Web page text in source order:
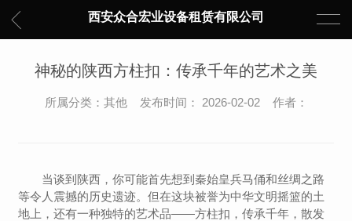
西安众合宏业设备租赁有限公司
神秘的陕西方柱扣：传承千年的艺术之美
所属分类：其他 发布时间： 2026-02-02 作者：
当谈到陕西，你可能首先想到秦始皇兵马俑和丝绸之路
等令人震撼的历史遗迹。但在这块被誉为中华文明摇篮的土
地上，还有一种独特的艺术品——方柱扣，传承千年，散发